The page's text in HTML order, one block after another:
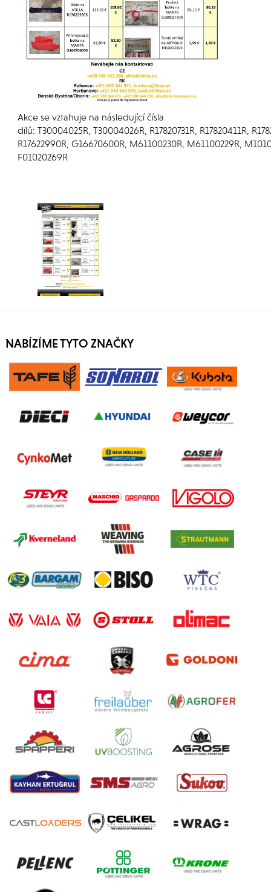
Akce se vztahuje na následující čísla
dílů: T30004025R, T30004026R, R17820731R, R17820411R,
R17622990R, G16670600R, M61100230R, M61100229R,
F01020269R
NABÍZÍME TYTO ZNAČKY